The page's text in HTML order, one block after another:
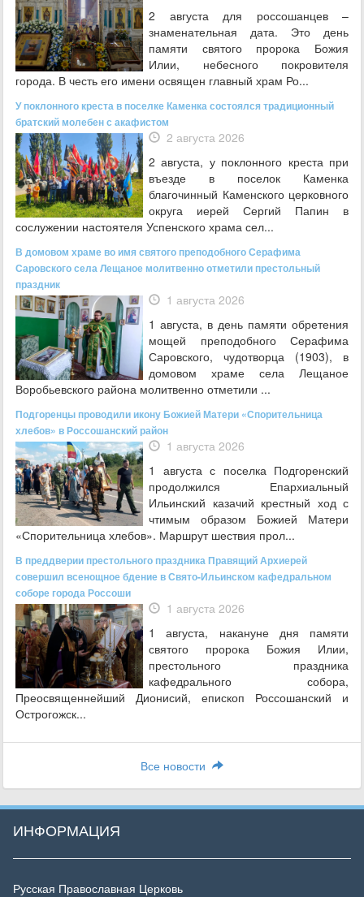
2 августа для россошанцев –
знаменательная дата. Это день
памяти святого пророка Божия
Илии, небесного покровителя
города. В честь его имени освящен главный храм Ро...
У поклонного креста в поселке Каменка состоялся традиционный
братский молебен с акафистом
2 августа 2026
2 августа, у поклонного креста при
въезде в поселок Каменка
благочинный Каменского церковного
округа иерей Сергий Папин в
сослужении настоятеля Успенского храма сел...
В домовом храме во имя святого преподобного Серафима
Саровского села Лещаное молитвенно отметили престольный
праздник
1 августа 2026
1 августа, в день памяти обретения
мощей преподобного Серафима
Саровского, чудотворца (1903), в
домовом храме села Лещаное
Воробьевского района молитвенно отметили ...
Подгоренцы проводили икону Божией Матери «Спорительница
хлебов» в Россошанский район
1 августа 2026
1 августа с поселка Подгоренский
продолжился Епархиальный
Ильинский казачий крестный ход с
чтимым образом Божией Матери
«Спорительница хлебов». Маршрут шествия прол...
В преддверии престольного праздника Правящий Архиерей
совершил всенощное бдение в Свято-Ильинском кафедральном
соборе города Россоши
1 августа 2026
1 августа, накануне дня памяти
святого пророка Божия Илии,
престольного праздника
кафедрального собора,
Преосвященнейший Дионисий, епископ Россошанский и
Острогожск...
Все новости
ИНФОРМАЦИЯ
Русская Православная Церковь